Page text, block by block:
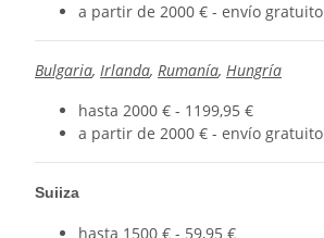
a partir de 2000 € - envío gratuito
Bulgaria, Irlanda, Rumanía, Hungría
hasta 2000 € - 1199,95 €
a partir de 2000 € - envío gratuito
Suiiza
hasta 1500 € - 59,95 €